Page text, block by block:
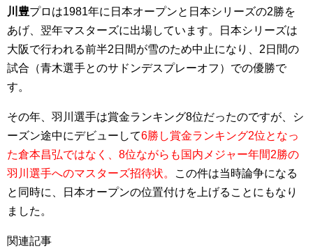
川豊プロは1981年に日本オープンと日本シリーズの2勝を
あげ、翌年マスターズに出場しています。日本シリーズは
大阪で行われる前半2日間が雪のため中止になり、2日間の
試合（青木選手とのサドンデスプレーオフ）での優勝で
す。
その年、羽川選手は賞金ランキング8位だったのですが、シ
ーズン途中にデビューして6勝し賞金ランキング2位となっ
た倉本昌弘ではなく、8位ながらも国内メジャー年間2勝の
羽川選手へのマスターズ招待状。
この件は当時論争になる
と同時に、日本オープンの位置付けを上げることにもなり
ました。
関連記事